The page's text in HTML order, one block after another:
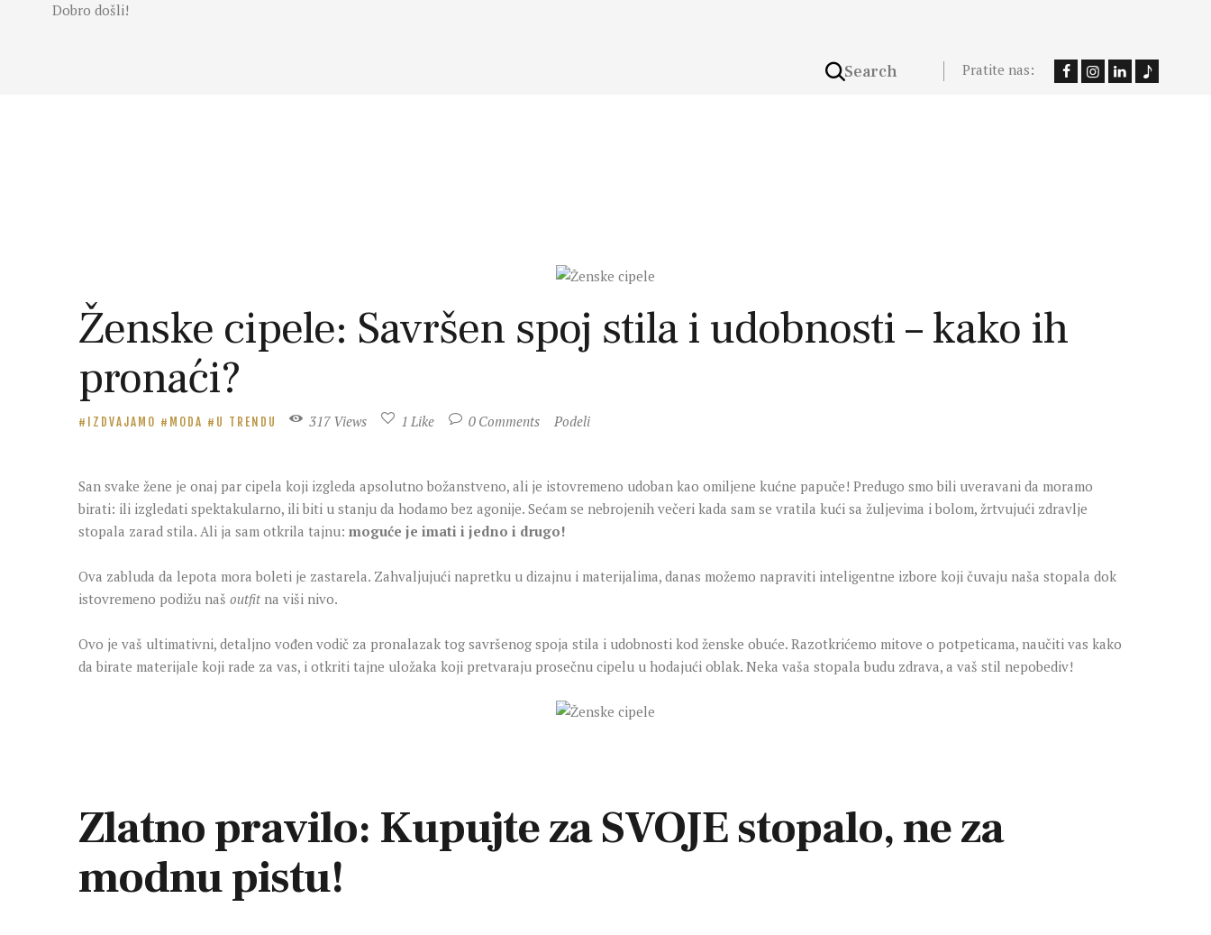
Dobro došli!
Pratite nas:
Ženske cipele: Savršen spoj stila i udobnosti – kako ih
pronaći?
IZDVAJAMO MODA U TRENDU 317 Views 1 Like 0 Comments Podeli
San svake žene je onaj par cipela koji izgleda apsolutno božanstveno, ali je istovremeno udoban kao omiljene kućne papuče! Predugo smo bili uveravani da moramo
birati: ili izgledati spektakularno, ili biti u stanju da hodamo bez agonije. Sećam se nebrojenih večeri kada sam se vratila kući sa žuljevima i bolom, žrtvujući zdravlje
stopala zarad stila. Ali ja sam otkrila tajnu: moguće je imati i jedno i drugo!
Ova zabluda da lepota mora boleti je zastarela. Zahvaljujući napretku u dizajnu i materijalima, danas možemo napraviti inteligentne izbore koji čuvaju naša stopala dok
istovremeno podižu naš outfit na viši nivo.
Ovo je vaš ultimativni, detaljno vođen vodič za pronalazak tog savršenog spoja stila i udobnosti kod ženske obuće. Razotkrićemo mitove o potpeticama, naučiti vas kako
da birate materijale koji rade za vas, i otkriti tajne uložaka koji pretvaraju prosečnu cipelu u hodajući oblak. Neka vaša stopala budu zdrava, a vaš stil nepobediv!
Zlatno pravilo: Kupujte za SVOJE stopalo, ne za
modnu pistu!